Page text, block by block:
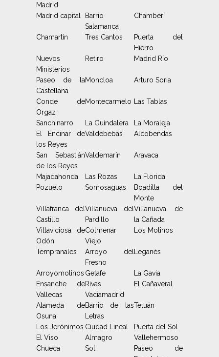
Madrid
Madrid capital
Barrio
Salamanca
Chamberí
Chamartín Tres Cantos
Puerta del
Hierro
Nuevos
Ministerios
Retiro Madrid Río
Paseo de la
Castellana
Moncloa Arturo Soria
Conde de
Orgaz
Montecarmelo Las Tablas
Sanchinarro La Guindalera
La Moraleja
El Encinar de
los Reyes
Valdebebas Alcobendas
San Sebastián
de los Reyes
Valdemarín Aravaca
Majadahonda Las Rozas
La Florida
Pozuelo
Somosaguas
Boadilla del
Monte
Villafranca del
Castillo
Villanueva del
Pardillo
Villanueva de
la Cañada
Villaviciosa de
Odón
Colmenar
Viejo
Los Molinos
Tempranales
Arroyo del
Fresno
Leganés
Arroyomolinos Getafe
La Gavia
Ensanche de
Vallecas
Rivas
Vaciamadrid
El Cañaveral
Alameda de
Osuna
Barrio de las
Letras
Tetuán
Los Jerónimos Ciudad Lineal
Puerta del Sol
El Viso
Almagro
Vallehermoso
Chueca
Sol
Paseo de